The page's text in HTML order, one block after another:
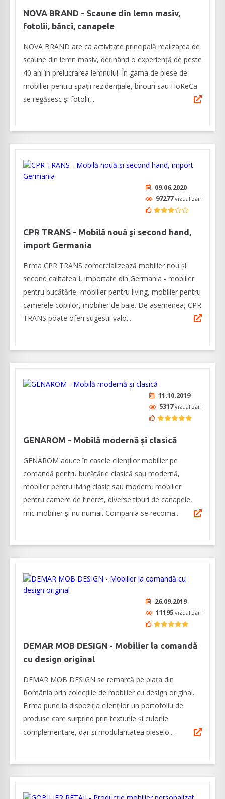
NOVA BRAND - Scaune din lemn masiv,
fotolii, bănci, canapele
NOVA BRAND are ca activitate principală realizarea de
scaune din lemn masiv, deținând o experiență de peste
40 ani în prelucrarea lemnului. În gama de piese de
mobilier pentru spații rezidențiale, birouri sau HoReCa
se regăsesc și fotolii,...
09.06.2020
97277vizualizări
CPR TRANS - Mobilă nouă și second hand,
import Germania
Firma CPR TRANS comercializează mobilier nou și
second calitatea I, importate din Germania - mobilier
pentru bucătărie, mobilier pentru living, mobilier pentru
camerele copiilor, mobilier de baie. De asemenea, CPR
TRANS poate oferi sugestii valo...
11.10.2019
5317vizualizări
GENAROM - Mobilă modernă și clasică
GENAROM aduce în casele clienților mobilier pe
comandă pentru bucătărie clasică sau modernă,
mobilier pentru living clasic sau modern, mobilier
pentru camere de tineret, diverse tipuri de canapele,
mic mobilier și nu numai. Compania se recoma...
26.09.2019
11195 vizualizări
DEMAR MOB DESIGN - Mobilier la comandă
cu design original
DEMAR MOB DESIGN se remarcă pe piața din
România prin colecțiile de mobilier cu design original.
Firma pune la dispoziția clienților un portofoliu de
produse care surprind prin texturile și culorile
complementare, dar și modularitatea pieselo...